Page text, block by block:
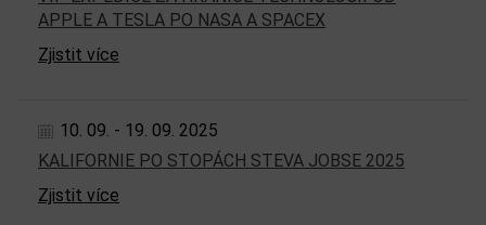
APPLE A TESLA PO NASA A SPACEX
Zjistit více
10. 09. - 19. 09. 2025
KALIFORNIE PO STOPÁCH STEVA JOBSE 2025
Zjistit více